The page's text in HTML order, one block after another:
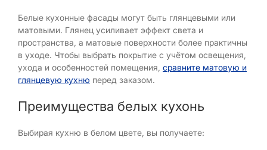
Белые кухонные фасады могут быть глянцевыми или
матовыми. Глянец усиливает эффект света и
пространства, а матовые поверхности более практичны
в уходе. Чтобы выбрать покрытие с учётом освещения,
ухода и особенностей помещения, сравните матовую и
глянцевую кухню перед заказом.
Преимущества белых кухонь
Выбирая кухню в белом цвете, вы получаете: